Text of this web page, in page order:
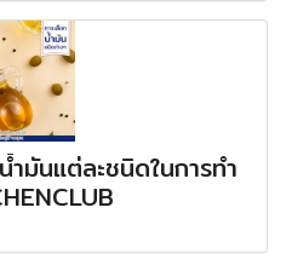
ำมันแต่ละชนิดในการทำ